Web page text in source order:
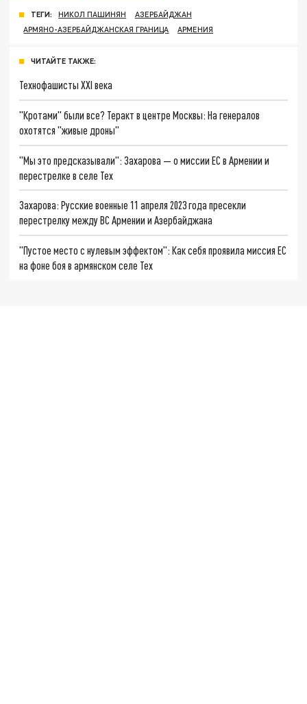
ТЕГИ: НИКОЛ ПАШИНЯН
АЗЕРБАЙДЖАН
АРМЯНО-АЗЕРБАЙДЖАНСКАЯ ГРАНИЦА
АРМЕНИЯ
ЧИТАЙТЕ ТАКЖЕ:
Технофашисты XXI века
"Кротами" были все? Теракт в центре Москвы: На генералов
охотятся "живые дроны"
"Мы это предсказывали": Захарова — о миссии ЕС в Армении и
перестрелке в селе Тех
Захарова: Русские военные 11 апреля 2023 года пресекли
перестрелку между ВС Армении и Азербайджана
"Пустое место с нулевым эффектом": Как себя проявила миссия ЕС
на фоне боя в армянском селе Тех